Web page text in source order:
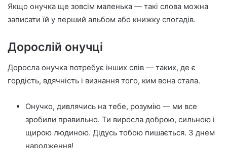
Якщо онучка ще зовсім маленька — такі слова можна
записати їй у перший альбом або книжку спогадів.
Дорослій онучці
Доросла онучка потребує інших слів — таких, де є
гордість, вдячність і визнання того, ким вона стала.
Онучко, дивлячись на тебе, розумію — ми все
зробили правильно. Ти виросла доброю, сильною і
щирою людиною. Дідусь тобою пишається. З днем
народження!